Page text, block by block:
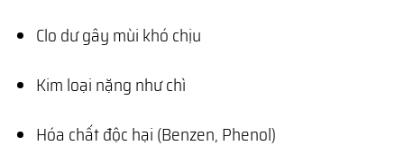
Clo dư gây mùi khó chịu
Kim loại nặng như chì
Hóa chất độc hại (Benzen, Phenol)